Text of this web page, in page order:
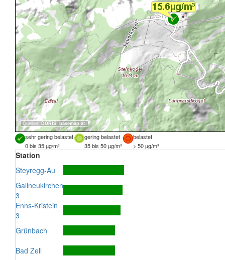
Quellen: DORIS, basemap.at
sehr gering belastet gering belastet
belastet
0 bis 35 µg/m³
35 bis 50 µg/m³ > 50 µg/m³
Station
Steyregg-Au
Gallneukirchen
3
Enns-Kristein
3
Grünbach
Bad Zell